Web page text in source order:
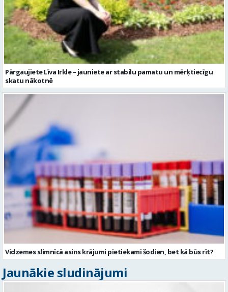
Pārgaujiete Līva Irkle – jauniete ar stabilu pamatu un mērķtiecīgu
skatu nākotnē
Vidzemes slimnīcā asins krājumi pietiekami šodien, bet kā būs rīt?
Jaunākie sludinājumi